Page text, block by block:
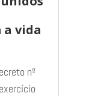
vida
nº